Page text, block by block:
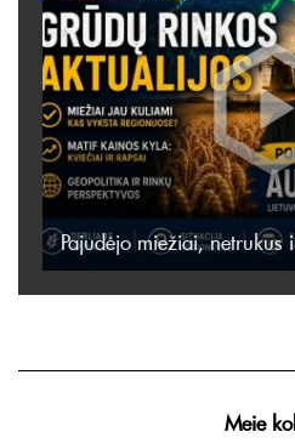
Pajudėjo miežiai, netrukus
Meie